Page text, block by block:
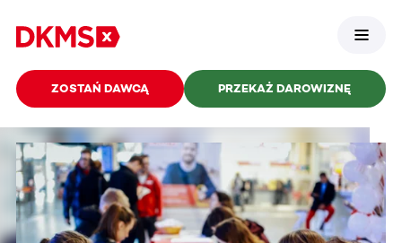
ZOSTAŃ DAWCĄ PRZEKAŻ DAROWIZNĘ